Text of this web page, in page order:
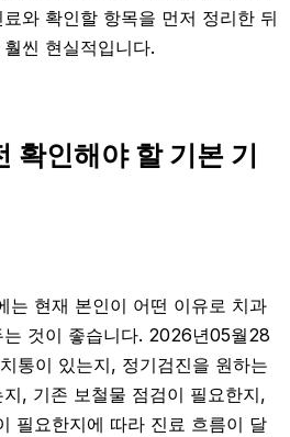
와 확인할 항목을 먼저 정리한 뒤
씬 현실적입니다.
확인해야 할 기본 기
는 현재 본인이 어떤 이유로 치과
것이 좋습니다. 2026년05월28
통이 있는지, 정기검진을 원하는
, 기존 보철물 점검이 필요한지,
필요한지에 따라 진료 흐름이 달